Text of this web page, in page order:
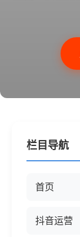
栏目导航
首页
抖音运营